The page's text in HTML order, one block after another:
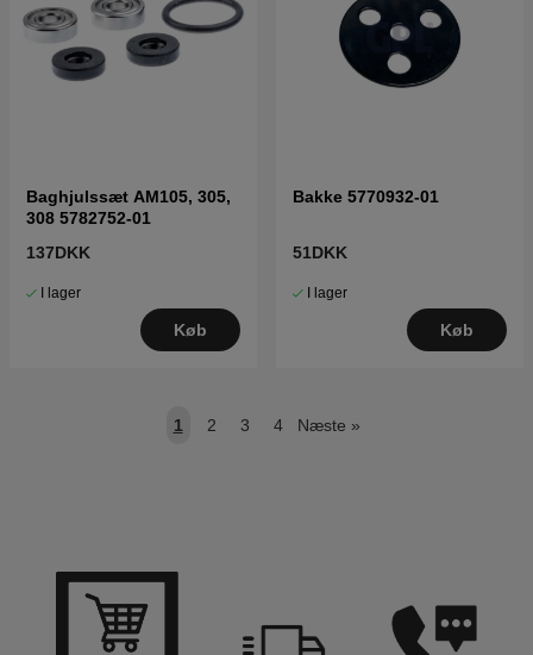
Baghjulssæt AM105, 305,
308 5782752-01
137DKK
I lager
Køb
Bakke 5770932-01
51DKK
I lager
Køb
1 2 3 4 Næste »